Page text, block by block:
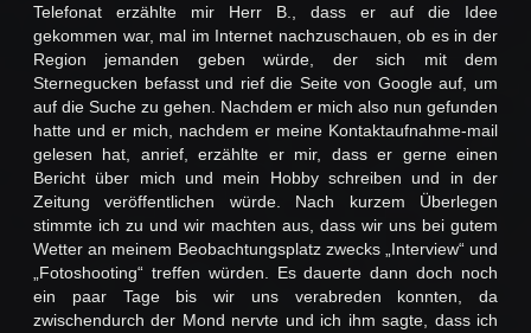
Telefonat erzählte mir Herr B., dass er auf die Idee
gekommen war, mal im Internet nachzuschauen, ob es in der
Region jemanden geben würde, der sich mit dem
Sternegucken befasst und rief die Seite von Google auf, um
auf die Suche zu gehen. Nachdem er mich also nun gefunden
hatte und er mich, nachdem er meine Kontaktaufnahme-mail
gelesen hat, anrief, erzählte er mir, dass er gerne einen
Bericht über mich und mein Hobby schreiben und in der
Zeitung veröffentlichen würde. Nach kurzem Überlegen
stimmte ich zu und wir machten aus, dass wir uns bei gutem
Wetter an meinem Beobachtungsplatz zwecks „Interview“ und
„Fotoshooting“ treffen würden. Es dauerte dann doch noch
ein paar Tage bis wir uns verabreden konnten, da
zwischendurch der Mond nervte und ich ihm sagte, dass ich